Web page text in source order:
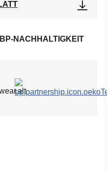
NACHHALTIGKEIT